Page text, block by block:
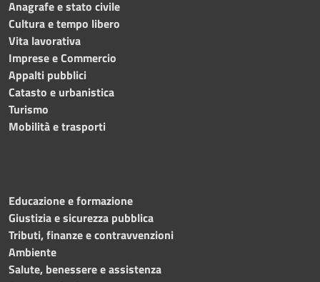
Anagrafe e stato civile
Cultura e tempo libero
Vita lavorativa
Imprese e Commercio
Appalti pubblici
Catasto e urbanistica
Turismo
Mobilità e trasporti
Educazione e formazione
Giustizia e sicurezza pubblica
Tributi, finanze e contravvenzioni
Ambiente
Salute, benessere e assistenza